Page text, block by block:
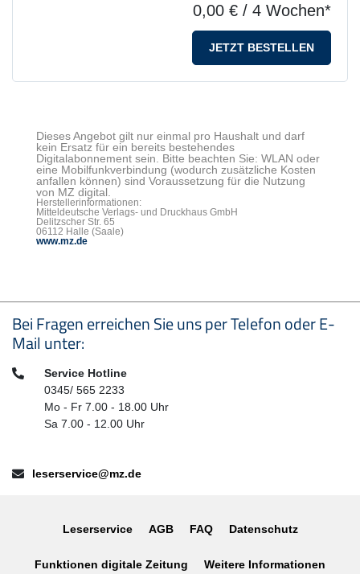
0,00 € / 4 Wochen*
JETZT BESTELLEN
Dieses Angebot gilt nur einmal pro Haushalt und darf
kein Ersatz für ein bereits bestehendes
Digitalabonnement sein. Bitte beachten Sie: WLAN oder
eine Mobilfunkverbindung (wodurch zusätzliche Kosten
anfallen können) sind Voraussetzung für die Nutzung
von MZ digital.
Herstellerinformationen:
Mitteldeutsche Verlags- und Druckhaus GmbH
Delitzscher Str. 65
06112 Halle (Saale)
www.mz.de
Seitenfußbereich
Bei Fragen erreichen Sie uns per Telefon oder E-
Mail unter:
Telefon:Service Hotline
0345/ 565 2233
Mo - Fr 7.00 - 18.00 Uhr
Sa 7.00 - 12.00 Uhr
E-Mail:leserservice@mz.de
Leserservice AGB FAQ Datenschutz
Funktionen digitale Zeitung Weitere Informationen